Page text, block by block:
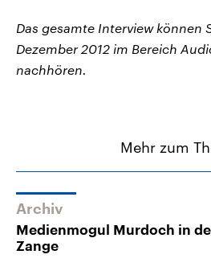
Das gesamte Interview können
Dezember 2012 im Bereich
nachhören.
Mehr zum
Archiv
Medienmogul Murdoch in
Zange